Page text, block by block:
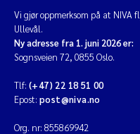
Vi gjør oppmerksom på at NIVA
Ullevål.
Ny adresse fra 1. juni 2026 er:
Sognsveien 72, 0855 Oslo.
Tlf: (+47) 22 18 51 00
Epost: post@niva.no
Org. nr: 855869942